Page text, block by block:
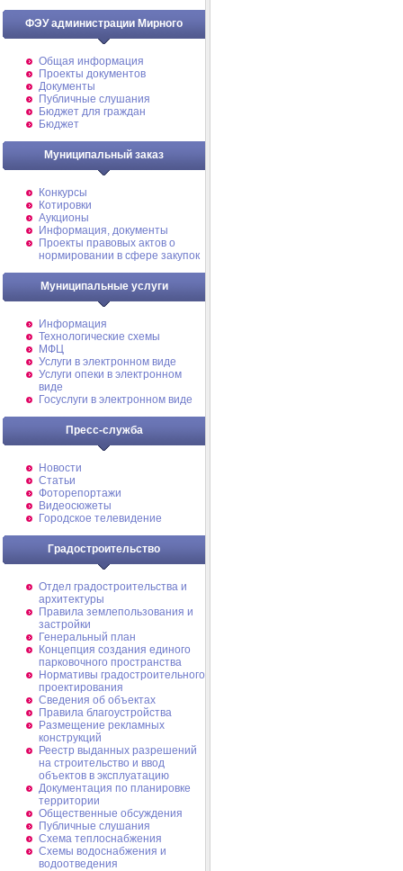
ФЭУ администрации Мирного
Общая информация
Проекты документов
Документы
Публичные слушания
Бюджет для граждан
Бюджет
Муниципальный заказ
Конкурсы
Котировки
Аукционы
Информация, документы
Проекты правовых актов о
нормировании в сфере закупок
Муниципальные услуги
Информация
Технологические схемы
МФЦ
Услуги в электронном виде
Услуги опеки в электронном
виде
Госуслуги в электронном виде
Пресс-служба
Новости
Статьи
Фоторепортажи
Видеосюжеты
Городское телевидение
Градостроительство
Отдел градостроительства и
архитектуры
Правила землепользования и
застройки
Генеральный план
Концепция создания единого
парковочного пространства
Нормативы градостроительного
проектирования
Сведения об объектах
Правила благоустройства
Размещение рекламных
конструкций
Реестр выданных разрешений
на строительство и ввод
объектов в эксплуатацию
Документация по планировке
территории
Общественные обсуждения
Публичные слушания
Схема теплоснабжения
Схемы водоснабжения и
водоотведения